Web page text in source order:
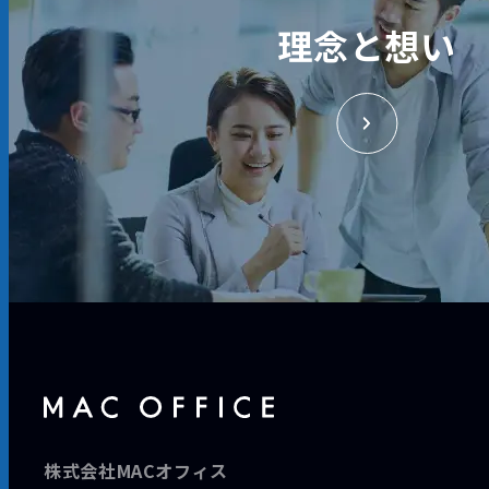
理念と想い
株式会社MACオフィス